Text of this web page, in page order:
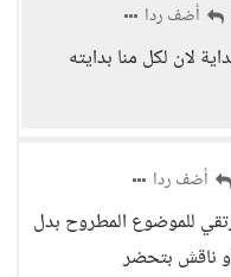
أضف ردا
لان لكل منا بدايته
أضف ردا
للموضوع المطروح بدل
ناقش بتحضر